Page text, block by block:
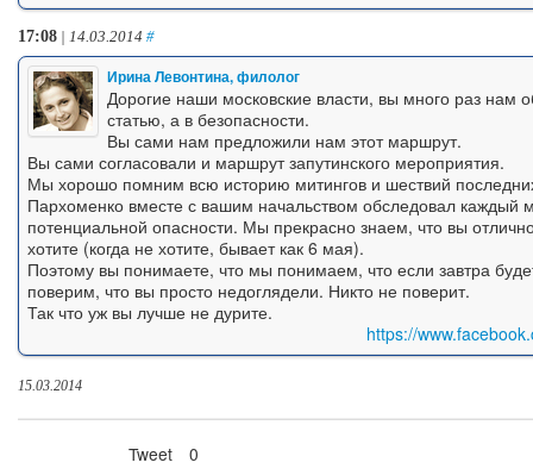
17:08 | 14.03.2014 #
Ирина Левонтина, филолог
Дорогие наши московские власти, вы много раз
статью, а в безопасности.
Вы сами нам предложили нам этот маршрут.
Вы сами согласовали и маршрут запутинского мероприятия.
Мы хорошо помним всю историю митингов и шествий
Пархоменко вместе с вашим начальством обследовал каждый
потенциальной опасности. Мы прекрасно знаем, что вы
хотите (когда не хотите, бывает как 6 мая).
Поэтому вы понимаете, что мы понимаем, что если завтра
поверим, что вы просто недоглядели. Никто не поверит.
Так что уж вы лучше не дурите.
https://
15.03.2014
Tweet
0